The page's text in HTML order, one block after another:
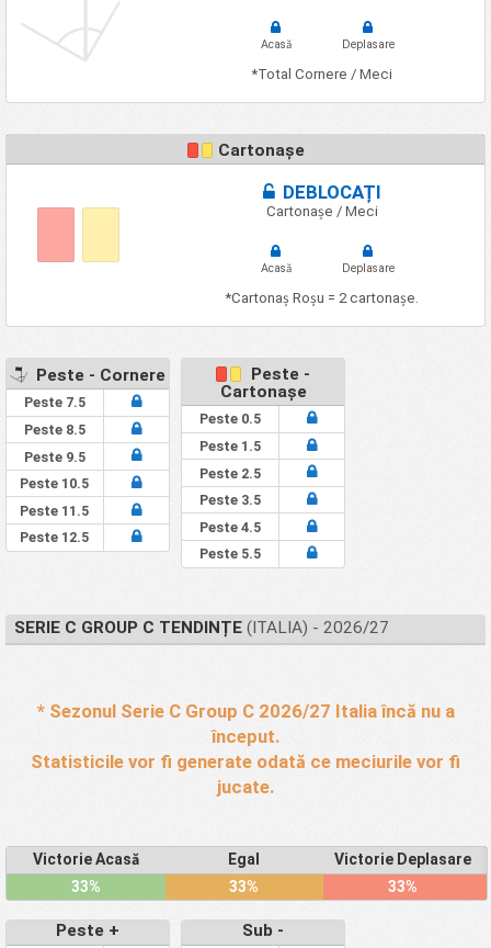
Acasă Deplasare
*Total Cornere / Meci
Cartonașe
DEBLOCAȚI
Cartonașe / Meci
Acasă Deplasare
*Cartonaș Roșu = 2 cartonașe.
Peste - Cornere
Peste 7.5
Peste 8.5
Peste 9.5
Peste 10.5
Peste 11.5
Peste 12.5
Peste -
Cartonașe
Peste 0.5
Peste 1.5
Peste 2.5
Peste 3.5
Peste 4.5
Peste 5.5
SERIE C GROUP C TENDINȚE(ITALIA) - 2026/27
* Sezonul Serie C Group C 2026/27 Italia încă nu a
început.
Statisticile vor fi generate odată ce meciurile vor fi
jucate.
Victorie Acasă Egal
Victorie Deplasare
33%
33% 33%
Peste + Sub -